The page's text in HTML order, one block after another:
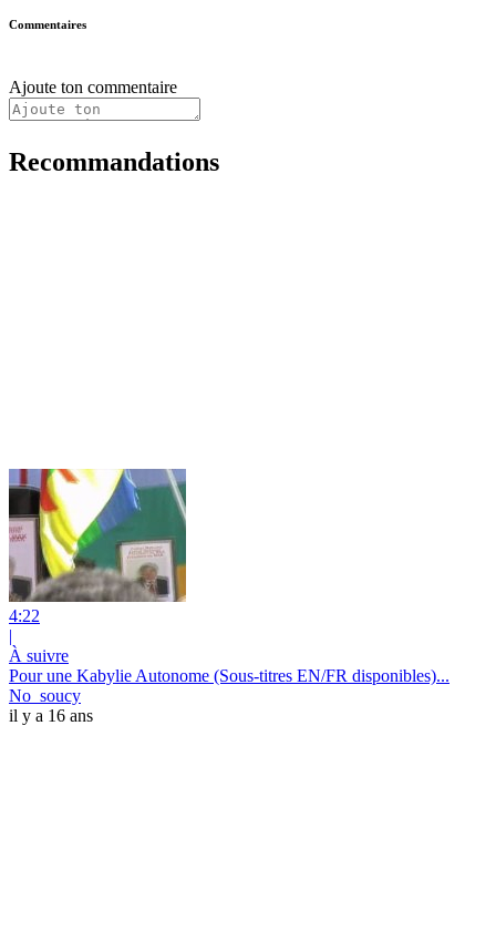
Commentaires
Ajoute ton commentaire
Recommandations
4:22
|
À suivre
Pour une Kabylie Autonome (Sous-titres EN/FR disponibles)...
No_soucy
il y a 16 ans